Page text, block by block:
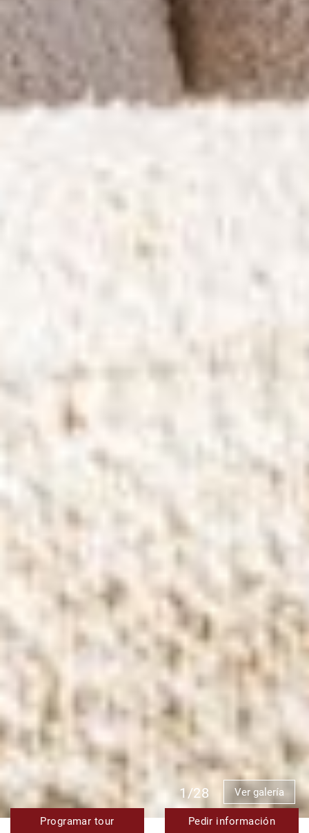
1/28 Ver galería
Programar tour Pedir información